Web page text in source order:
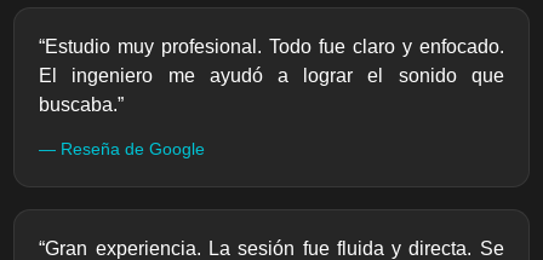
“Estudio muy profesional. Todo fue claro y enfocado.
El ingeniero me ayudó a lograr el sonido que
buscaba.”
— Reseña de Google
“Gran experiencia. La sesión fue fluida y directa. Se